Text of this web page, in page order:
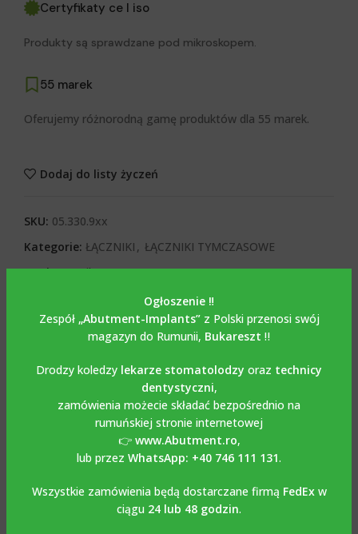
Ogłoszenie ‼️
Zespół „Abutment-Implants”z Polski przenosi swój
magazyn do Rumunii, Bukareszt ‼️
Drodzy koledzy lekarze stomatolodzy oraz technicy
dentystyczni,
zamówienia możecie składać bezpośrednio na
rumuńskiej stronie internetowej
👉 www.Abutment.ro,
lub przez WhatsApp: +40 746 111 131.
Wszystkie zamówienia będą dostarczane firmą FedExw
ciągu 24 lub 48 godzin.
Certyfikaty ce I iso
Produkty są sprawdzane pod mikroskopem.
55 marek
Oferujemy różnorodną gamę produktów dla 55 marek.
Dodaj do listy życzeń
SKU: 05.330.9xx
Kategorie: ŁĄCZNIKI , ŁĄCZNIKI TYMCZASOWE
Tagi: Łącznik tymczasowy, Tymczasowy most tytanowy,
Share:
Opis
Tymczasowy tytanowy
most śrubowy
kompatybilny z
STRAUMANN BONE LEVEL